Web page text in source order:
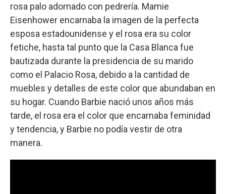
rosa palo adornado con pedrería. Mamie
Eisenhower encarnaba la imagen de la perfecta
esposa estadounidense y el rosa era su color
fetiche, hasta tal punto que la Casa Blanca fue
bautizada durante la presidencia de su marido
como el Palacio Rosa, debido a la cantidad de
muebles y detalles de este color que abundaban en
su hogar. Cuando Barbie nació unos años más
tarde, el rosa era el color que encarnaba feminidad
y tendencia, y Barbie no podía vestir de otra
manera.